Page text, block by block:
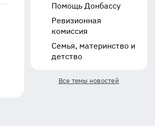
Помощь Донбассу
Ревизионная
комиссия
Семья, материнство и
детство
Все темы новостей